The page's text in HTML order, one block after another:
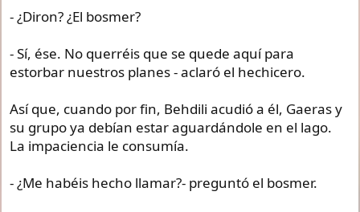
- ¿Diron? ¿El bosmer?
- Sí, ése. No querréis que se quede aquí para
estorbar nuestros planes - aclaró el hechicero.
Así que, cuando por fin, Behdili acudió a él, Gaeras y
su grupo ya debían estar aguardándole en el lago.
La impaciencia le consumía.
- ¿Me habéis hecho llamar?- preguntó el bosmer.